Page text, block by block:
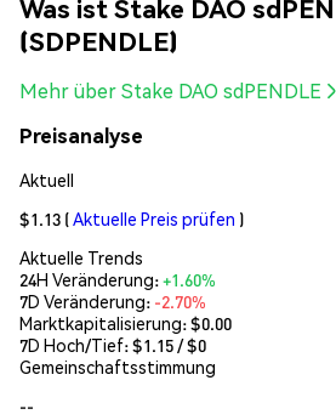
Was ist Stake DAO
(SDPENDLE)
Mehr über Stake DAO sdPENDLE
Preisanalyse
Aktuell
$1.13 (Aktuelle Preis prüfen )
Aktuelle Trends
24H Veränderung:+1.60%
7D Veränderung: -2.70%
Marktkapitalisierung:$0.00
7D Hoch/Tief: $1.15/ $0
Gemeinschaftsstimmung
--